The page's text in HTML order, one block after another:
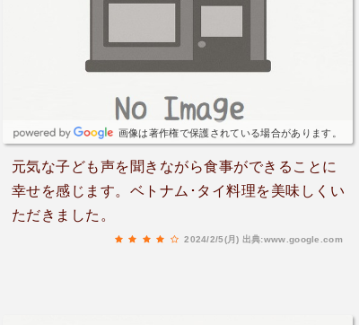
画像は著作権で保護されている場合があります。
元気な子ども声を聞きながら食事ができることに
幸せを感じます。ベトナム･タイ料理を美味しくい
ただきました。
2024/2/5(月) 出典:www.google.com